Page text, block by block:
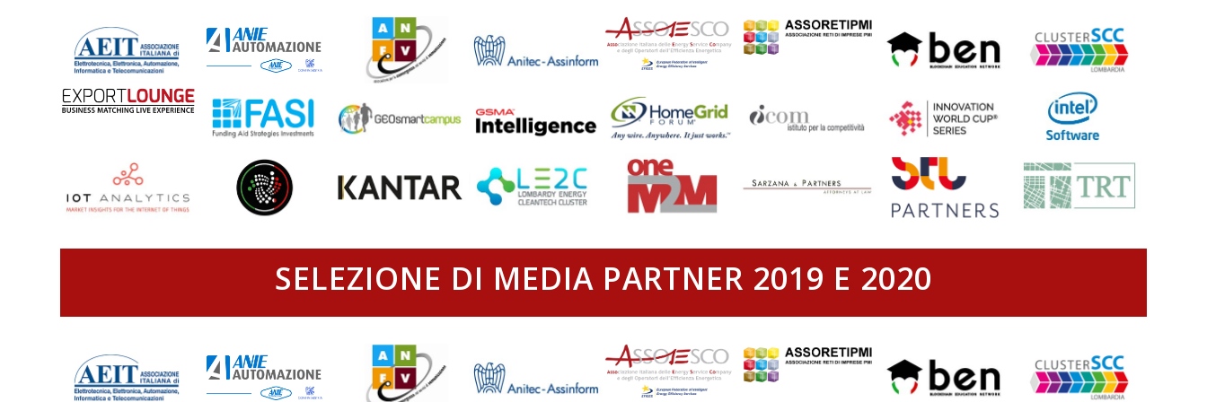
SELEZIONE DI MEDIA PARTNER 2019 E 2020